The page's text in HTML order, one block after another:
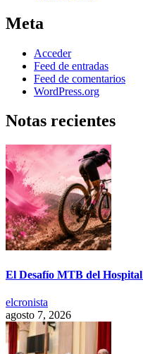
Meta
Acceder
Feed de entradas
Feed de comentarios
WordPress.org
Notas recientes
El Desafío MTB del
elcronista
agosto 7, 2026